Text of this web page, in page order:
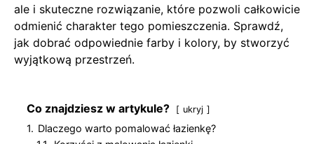
ale i skuteczne rozwiązanie, które pozwoli całkowicie
odmienić charakter tego pomieszczenia. Sprawdź,
jak dobrać odpowiednie farby i kolory, by stworzyć
wyjątkową przestrzeń.
Co znajdziesz w artykule? ukryj
1. Dlaczego warto pomalować łazienkę?